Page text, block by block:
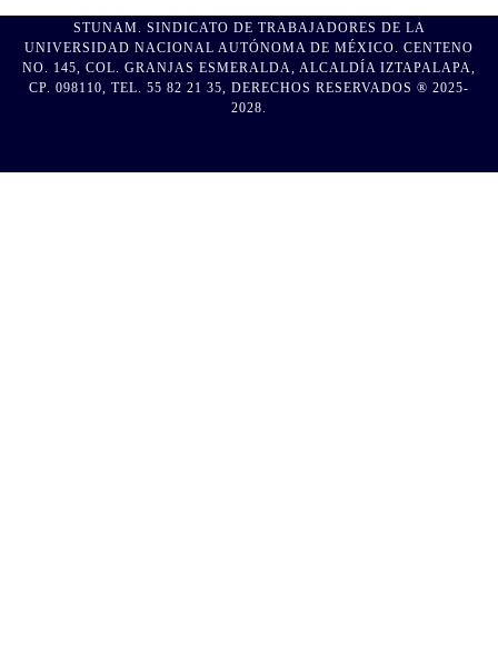
STUNAM. SINDICATO DE TRABAJADORES DE LA
UNIVERSIDAD NACIONAL AUTÓNOMA DE MÉXICO. CENTENO
NO. 145, COL. GRANJAS ESMERALDA, ALCALDÍA IZTAPALAPA,
CP. 098110, TEL. 55 82 21 35, DERECHOS RESERVADOS ® 2025-
2028.